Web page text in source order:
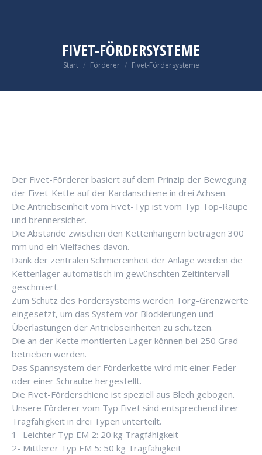
FIVET-FÖRDERSYSTEME
Sie befinden sich hier:
Start Förderer Fivet-Fördersysteme
Der Fivet-Förderer basiert auf dem Prinzip der Bewegung
der Fivet-Kette auf der Kardanschiene in drei Achsen.
Die Antriebseinheit vom Fivet-Typ ist vom Typ Top-Raupe
und brennersicher.
Die Abstände zwischen den Kettenhängern betragen 300
mm und ein Vielfaches davon.
Dank der zentralen Schmiereinheit der Anlage werden die
Kettenlager automatisch im gewünschten Zeitintervall
geschmiert.
Zum Schutz des Fördersystems werden Torg-Grenzwerte
eingesetzt, um das System vor Blockierungen und
Überlastungen der Antriebseinheiten zu schützen.
Die an der Kette montierten Lager können bei 250 Grad
betrieben werden.
Das Spannsystem der Förderkette wird mit einer Feder
oder einer Schraube hergestellt.
Die Fivet-Förderschiene ist speziell aus Blech gebogen.
Unsere Förderer vom Typ Fivet sind entsprechend ihrer
Tragfähigkeit in drei Typen unterteilt.
1- Leichter Typ EM 2: 20 kg Tragfähigkeit
2- Mittlerer Typ EM 5: 50 kg Tragfähigkeit